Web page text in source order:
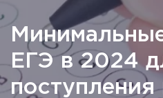
ЕГЭ в 2024
поступления